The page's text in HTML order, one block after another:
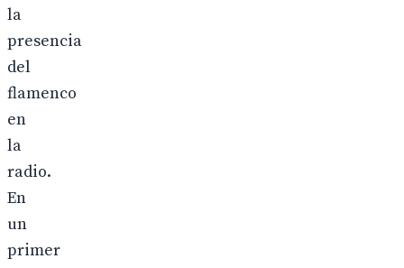
la
presencia
del
flamenco
en
la
radio.
En
un
primer